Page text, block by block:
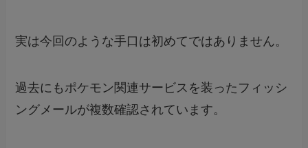
実は今回のような手口は初めてではありません。
過去にもポケモン関連サービスを装ったフィッシ
ングメールが複数確認されています。